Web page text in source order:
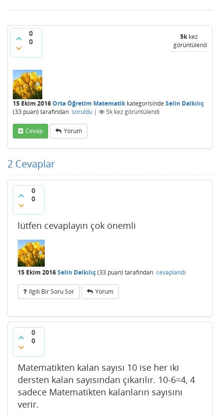
0
0
5kkez
görüntülendi
15 Ekim 2016Orta Öğretim Matematikkategorisinde Selin Dalkılıç
(33 puan) tarafından soruldu | 5k kez görüntülendi
Cevap Yorum
2 Cevaplar
0
0
lütfen cevaplayın çok önemli
15 Ekim 2016Selin Dalkılıç(33 puan) tarafından cevaplandı
Ilgili Bir Soru Sor Yorum
0
0
Matematikten kalan sayısı 10 ise her iki
dersten kalan sayısından çıkarılır. 10-6=4, 4
sadece Matematikten kalanların sayısını
verir.